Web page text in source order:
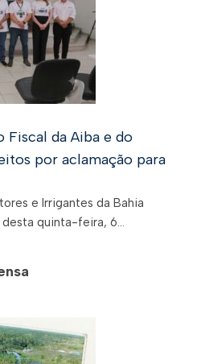
Fiscal da Aiba e do
por aclamação para
e Irrigantes da Bahia
quinta-feira, 6...